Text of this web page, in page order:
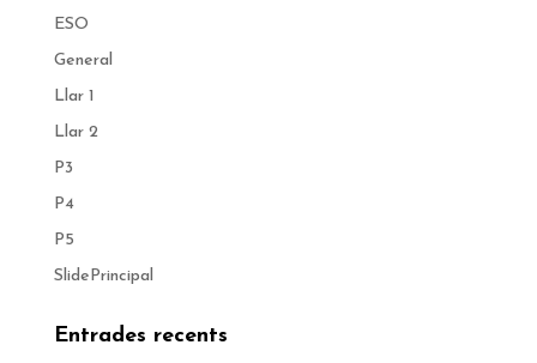
ESO
General
Llar 1
Llar 2
P3
P4
P5
SlidePrincipal
Entrades recents